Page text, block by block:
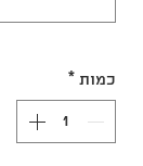
כמות *